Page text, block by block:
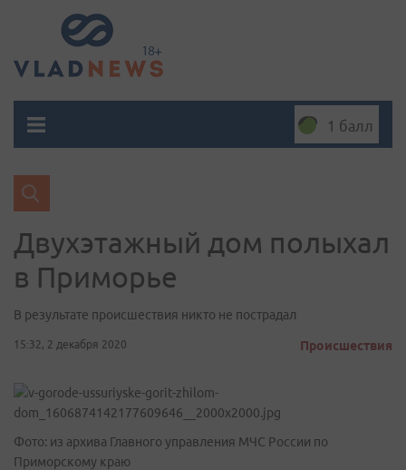
1 балл
Двухэтажный дом полыхал
в Приморье
В результате происшествия никто не пострадал
15:32, 2 декабря 2020 Происшествия
Фото: из архива Главного управления МЧС России по
Приморскому краю